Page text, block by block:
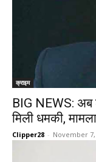
क्राइम
BIG NEWS: अब
मिली धमकी,
Clipper28 - November 7,